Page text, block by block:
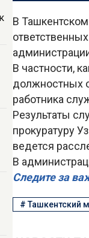
В
В частности,
должностных
работника
Результаты
прокуратуру
ведется
В
Следите за
#Ташкентский